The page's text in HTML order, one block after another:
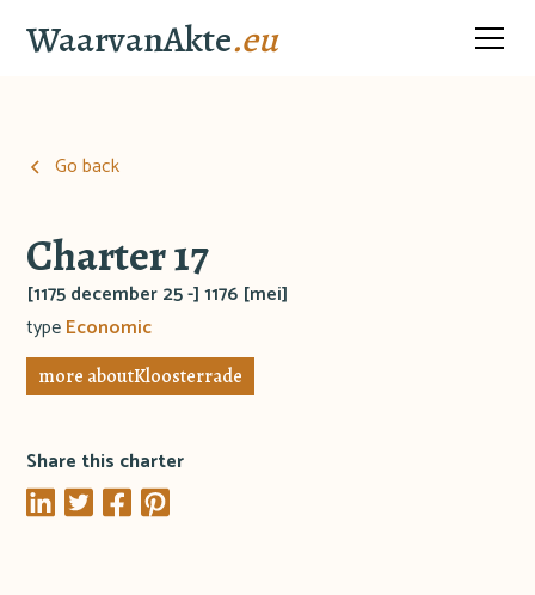
WaarvanAkte.eu
Go back
Charter 17
[1175 december 25 -] 1176 [mei]
typeEconomic
more aboutKloosterrade
Share this charter